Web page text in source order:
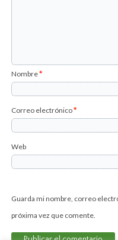
Nombre*
Correo electrónico*
Web
Guarda mi nombre, correo
próxima vez que comente.